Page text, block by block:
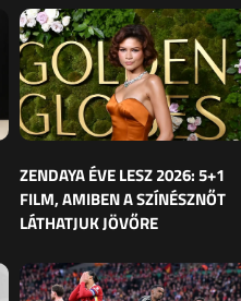
ZENDAYA ÉVE LESZ 2026: 5+1
FILM, AMIBEN A SZÍNÉSZNŐT
LÁTHATJUK JÖVŐRE